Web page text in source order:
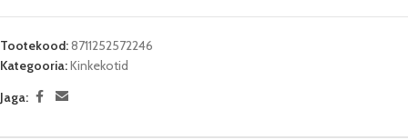
Tootekood:8711252572246
Kategooria:Kinkekotid
Jaga: